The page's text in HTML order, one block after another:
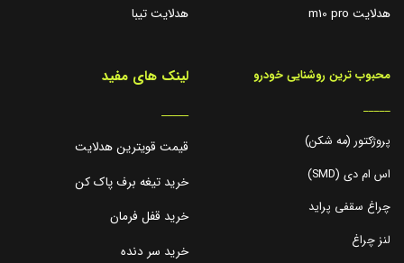
هدلایت m10 pro
هدلایت تیبا
محبوب ترین روشنایی خودرو
_____
پروژکتور (مه شکن)
اس ام دی (SMD)
چراغ سقفی پراید
لنز چراغ
لینک های مفید
_____
قیمت قویترین هدلایت
خرید تیغه برف پاک کن
خرید قفل فرمان
خرید سر دنده